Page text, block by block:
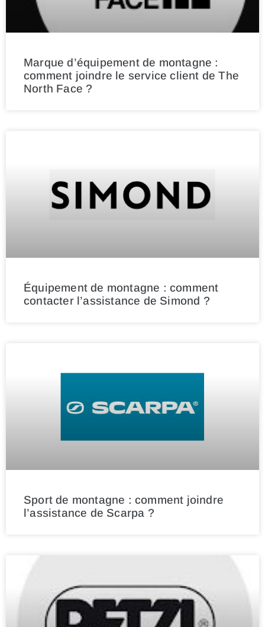
Marque d’équipement de montagne :
comment joindre le service client de The
North Face ?
Équipement de montagne : comment
contacter l’assistance de Simond ?
Sport de montagne : comment joindre
l’assistance de Scarpa ?